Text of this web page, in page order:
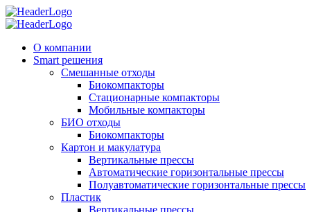
О компании
Smart решения
Смешанные отходы
Биокомпакторы
Стационарные компакторы
Мобильные компакторы
БИО отходы
Биокомпакторы
Картон и макулатура
Вертикальные прессы
Автоматические горизонтальные прессы
Полуавтоматические горизонтальные прессы
Пластик
Вертикальные прессы